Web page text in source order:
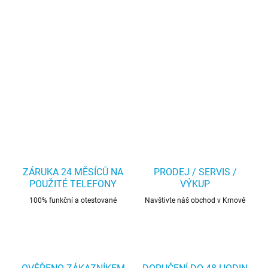
ZÁRUKA 24 MĚSÍCŮ NA
POUŽITÉ TELEFONY
100% funkční a otestované
PRODEJ / SERVIS /
VÝKUP
Navštivte náš obchod v Krnově